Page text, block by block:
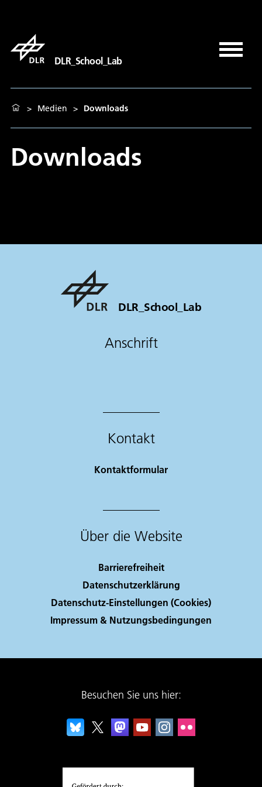
DLR_School_Lab
> Medien > Downloads
Downloads
DLR_School_Lab
Anschrift
Kontakt
Kontaktformular
Über die Website
Barrierefreiheit
Datenschutzerklärung
Datenschutz-Einstellungen (Cookies)
Impressum & Nutzungsbedingungen
Besuchen Sie uns hier: